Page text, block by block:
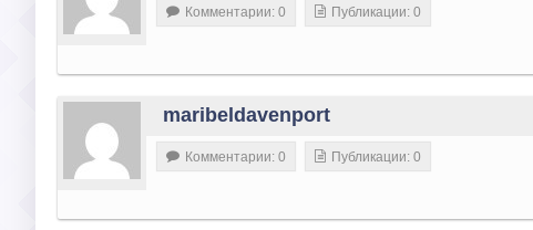
Комментарии: 0 Публикации: 0
maribeldavenport
Комментарии: 0 Публикации: 0